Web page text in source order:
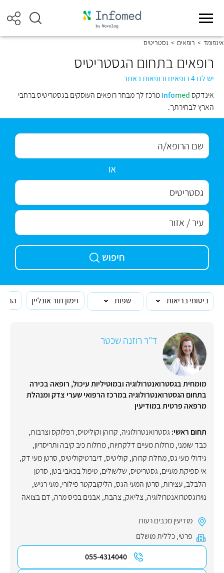
אינפומד > רופאים > גסטריטיס
רופאים בתחום הגסטריטיס
יש לנו 4 רופאים ורופאות באתר
אינדקס
Infomed
מרכז לך מבחר רופאים העוסקים בגסטריטיס ברחבי
הארץ לבחירתך.
או
חיפוש
ביטוחי בריאות שפות זימון תור אונליין
ד"ר רוזנה שכטר
מומחית בגסטרואנטרולוגיה ובמוטיליות עיכול, רופאה בכירה
בתחום הגסטרואנטרולוגיה במרכז הרפואי שערי צדק ומנהלת
מרפאה פרטית במודיעין
תחום ראשי: גסטרואנטרולוגיה, קרוהן וקוליטיס,רפלוקס וצרבות,
כבד שומני,מחלות מעיים דלקתיות,מחלות כיב קיבה ותריסריון,
גידולי מעי גס,מחלת קרוהן, קוליטיס, דיברטיקוליטיס, סרטן מעי דק,
אי ספיקת מעיים, גסטריטיס, שלשולים, טיפול בכאבי בטן, סרטן
הלבלב,עצירות, סרטן המעי הגס, הליקובקטר פילורי,מעי רגיש,
נוירוגסטרואנטרולוגיה, צליאק, צהבת, אבנים בכיס מרה, דם בצואה
מודיעין מכבים רעות
פרטי,כללית מושלם
055-4314040